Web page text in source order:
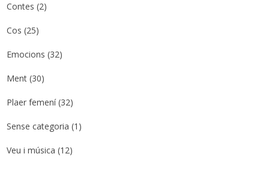
Contes (2)
Cos (25)
Emocions (32)
Ment (30)
Plaer femení(32)
Sense categoria (1)
Veu i música (12)